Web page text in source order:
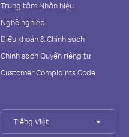
Trung tâm Nhãn hiệu
Nghề nghiệp
Điều khoản & Chính sách
Chính sách Quyền riêng tư
Customer Complaints Code
Tiếng Việt